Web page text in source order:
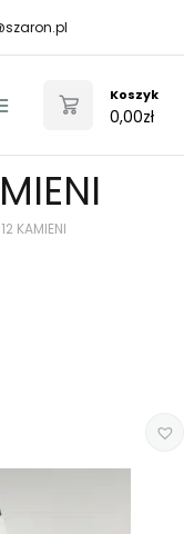
Koszyk
0,00zł
KAMIENI